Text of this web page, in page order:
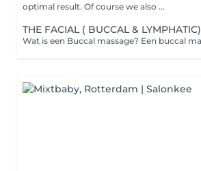
optimal result. Of course we also ...
THE FACIAL ( BUCCAL & LYMPHATIC)